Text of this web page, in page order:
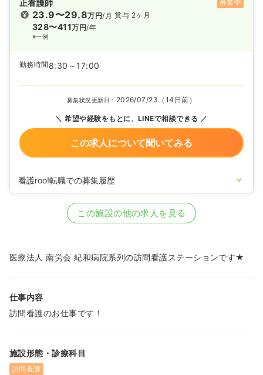
正看護師 募集中
23.9〜29.8万円/月
328〜411万円/年
※一例
賞与 2ヶ月
勤務時間 8:30～17:00
募集状況更新日： 2026/07/23（14日前）
希望や経験をもとに、LINEで相談できる
この求人について聞いてみる
看護roo!転職での募集履歴
正看護師の募集を休止
正看護師の募集を開始
この施設の他の求人を見る
医療法人 南労会 紀和病院系列の訪問看護ステーションです★
仕事内容
訪問看護のお仕事です！
施設形態・診療科目
訪問看護